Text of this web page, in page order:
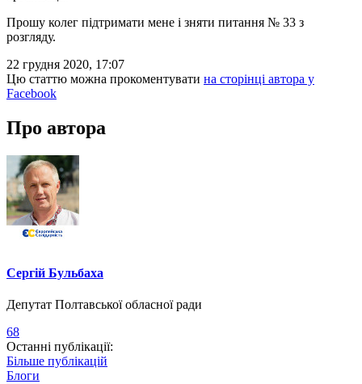
Прошу колег підтримати мене і зняти питання № 33 з
розгляду.
22 грудня 2020, 17:07
Цю статтю можна прокоментувати на сторінці автора у
Facebook
Про автора
Сергій Бульбаха
Депутат Полтавської обласної ради
68
Останні публікації:
Більше публікацій
Блоги